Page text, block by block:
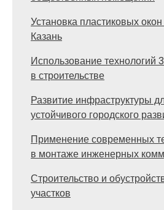
Установка пластиковых
Казань
Использование технологий
в строительстве
Развитие инфраструктуры
устойчивого городского
Применение современных
в монтаже инженерных
Строительство и
участков